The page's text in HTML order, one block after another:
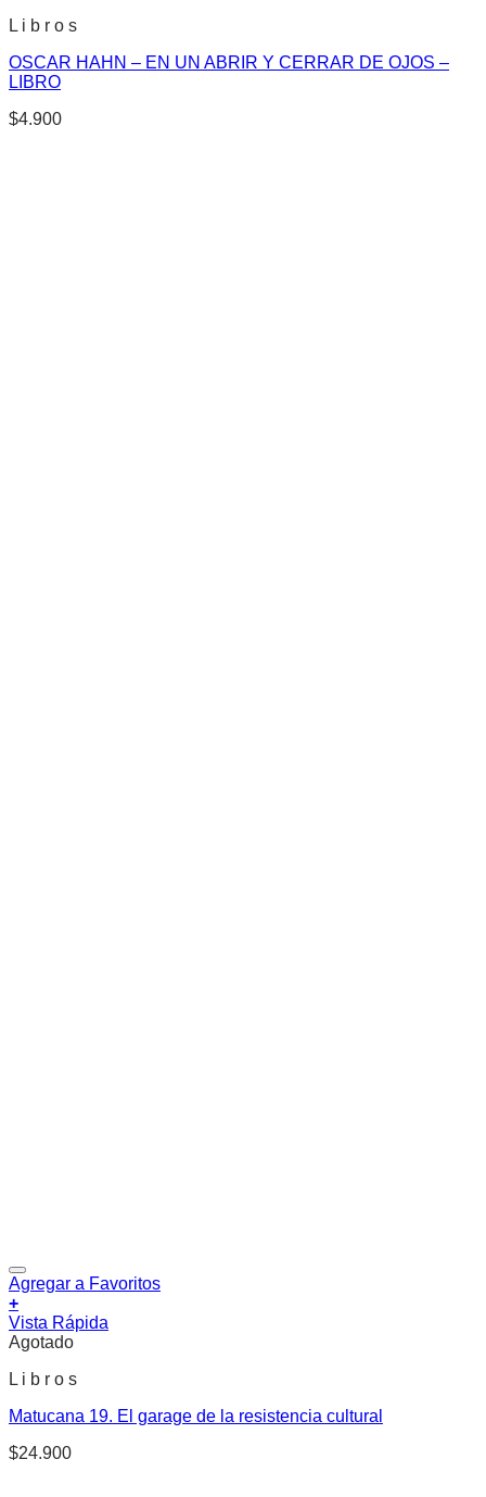
L i b r o s
OSCAR HAHN – EN UN ABRIR Y CERRAR DE OJOS –
LIBRO
$4.900
Agregar a Favoritos
+
Vista Rápida
Agotado
L i b r o s
Matucana 19. El garage de la resistencia cultural
$24.900